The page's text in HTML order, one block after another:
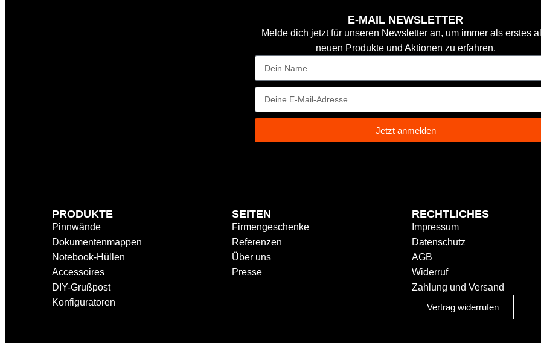
E-MAIL NEWSLETTER
Melde dich jetzt für unseren Newsletter an, um immer als erstes
neuen Produkte und Aktionen zu erfahren.
Jetzt anmelden
PRODUKTE
Pinnwände
Dokumentenmappen
Notebook-Hüllen
Accessoires
DIY-Grußpost
Konfiguratoren
SEITEN
Firmengeschenke
Referenzen
Über uns
Presse
RECHTLICHES
Impressum
Datenschutz
AGB
Widerruf
Zahlung und Versand
Vertrag widerrufen